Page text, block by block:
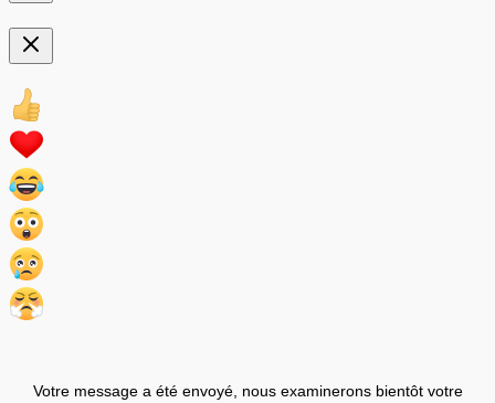
Votre message a été envoyé, nous examinerons bientôt votre